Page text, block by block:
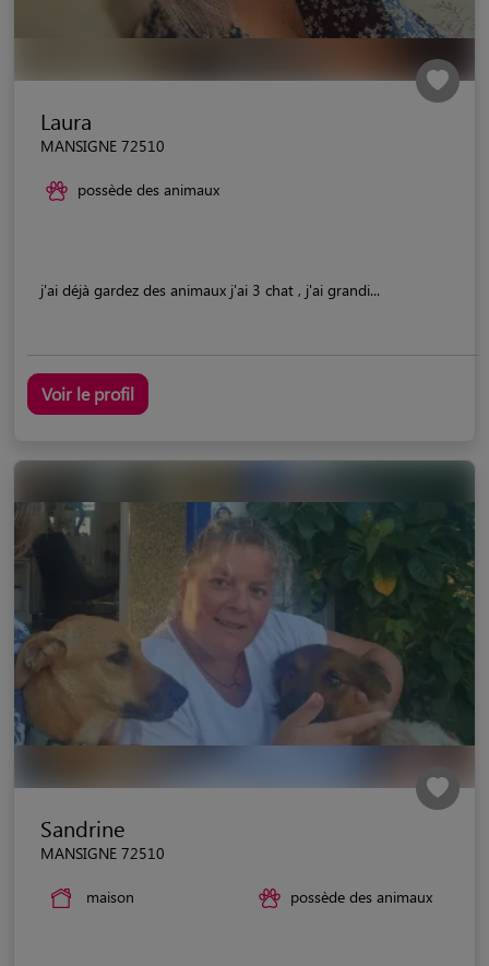
Laura
MANSIGNE 72510
possède des animaux
j'ai déjà gardez des animaux j'ai 3 chat , j'ai grandi...
Voir le profil
Sandrine
MANSIGNE 72510
maison possède des animaux